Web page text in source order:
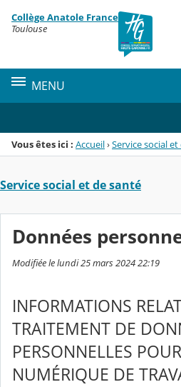
Menu de la rubrique
Contenu
Collège Anatole France
Toulouse
MENU
Vous êtes ici : Accueil›Service social
Service social et de santé
Données
Modifiée le lundi 25 mars 2024 22:19
INFORMATIONS
TRAITEMENT DE
PERSONNELLES POUR
NUMÉRIQUE DE